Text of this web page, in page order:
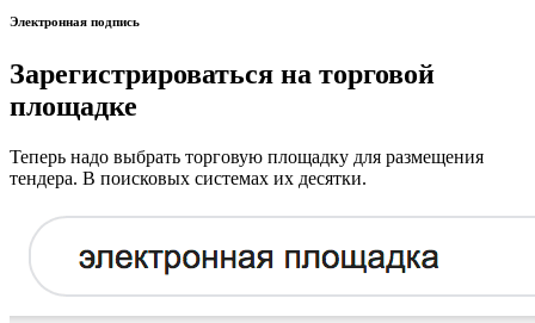
Электронная подпись
Зарегистрироваться на торговой
площадке
Теперь надо выбрать торговую площадку для размещения
тендера. В поисковых системах их десятки.